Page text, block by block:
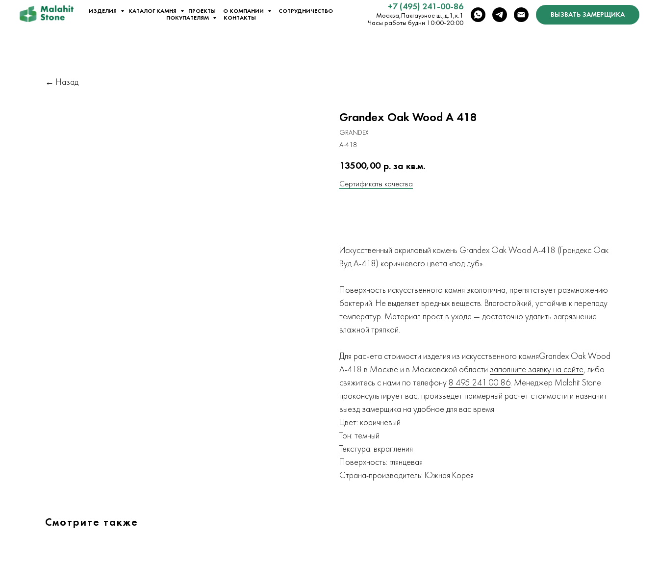
ИЗДЕЛИЯ КАТАЛОГ КАМНЯ ПРОЕКТЫ О КОМПАНИИ
СОТРУДНИЧЕСТВО
ПОКУПАТЕЛЯМ
КОНТАКТЫ
+7 (495) 241-00-86
Москва,Пакгаузное ш.,д.1,к.1
Часы работы будни 10:00-20:00
ВЫЗВАТЬ ЗАМЕРЩИКА
← Назад
Grandex Oak Wood A 418
GRANDEX
A-418
13500,00 р. за кв.м.
Сертификаты качества
Искусственный акриловый камень Grandex Oak Wood A-418 (Грандекс Оак
Вуд А-418) коричневого цвета «под дуб».
Поверхность искусственного камня экологична, препятствует размножению
бактерий. Не выделяет вредных веществ. Влагостойкий, устойчив к перепаду
температур. Материал прост в уходе — достаточно удалить загрязнение
влажной тряпкой.
Для расчета стоимости изделия из искусственного камняGrandex Oak Wood
A-418 в Москве и в Московской области заполните заявку на сайте, либо
свяжитесь с нами по телефону 8 495 241 00 86. Менеджер Malahit Stone
проконсультирует вас, произведет примерный расчет стоимости и назначит
выезд замерщика на удобное для вас время.
Цвет: коричневый
Тон: темный
Текстура: вкрапления
Поверхность: глянцевая
Страна-производитель: Южная Корея
Смотрите также